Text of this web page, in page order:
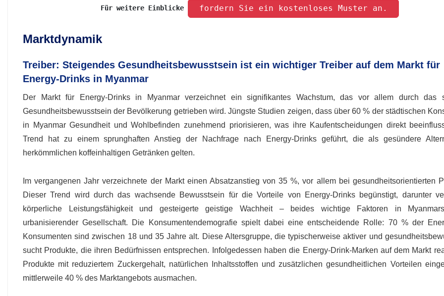
Für weitere Einblicke fordern Sie ein kostenloses Muster an.
Marktdynamik
Treiber: Steigendes Gesundheitsbewusstsein ist ein wichtiger Treiber auf dem Markt für
Energy-Drinks in Myanmar
Der Markt für Energy-Drinks in Myanmar verzeichnet ein signifikantes Wachstum, das vor allem durch das
Gesundheitsbewusstsein der Bevölkerung getrieben wird. Jüngste Studien zeigen, dass über 60 % der städtischen
in Myanmar Gesundheit und Wohlbefinden zunehmend priorisieren, was ihre Kaufentscheidungen direkt
Trend hat zu einem sprunghaften Anstieg der Nachfrage nach Energy-Drinks geführt, die als gesündere
herkömmlichen koffeinhaltigen Getränken gelten.
Im vergangenen Jahr verzeichnete der Markt einen Absatzanstieg von 35 %, vor allem bei gesundheitsorientierten
Dieser Trend wird durch das wachsende Bewusstsein für die Vorteile von Energy-Drinks begünstigt, darunter
körperliche Leistungsfähigkeit und gesteigerte geistige Wachheit – beides wichtige Faktoren in
urbanisierender Gesellschaft. Die Konsumentendemografie spielt dabei eine entscheidende Rolle: 70 % der
Konsumenten sind zwischen 18 und 35 Jahre alt. Diese Altersgruppe, die typischerweise aktiver und
sucht Produkte, die ihren Bedürfnissen entsprechen. Infolgedessen haben die Energy-Drink-Marken auf dem Markt
Produkte mit reduziertem Zuckergehalt, natürlichen Inhaltsstoffen und zusätzlichen gesundheitlichen Vorteilen
mittlerweile 40 % des Marktangebots ausmachen.